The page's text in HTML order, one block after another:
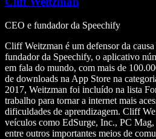
CEO e fundador da Speechify
Cliff Weitzman é um defensor da
fundador da Speechify, o aplicativo
em fala do mundo, com mais de
de downloads na App Store na
2017, Weitzman foi incluído na lista
trabalho para tornar a internet mais
dificuldades de aprendizagem. Cliff
veículos como EdSurge, Inc., PC Mag,
entre outros importantes meios de